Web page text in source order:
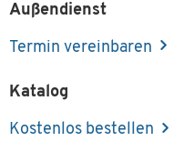
Außendienst
Termin vereinbaren
Katalog
Kostenlos bestellen